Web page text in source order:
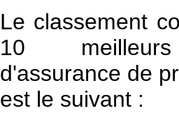
Le classement
10
d'assurance de
est le suivant :